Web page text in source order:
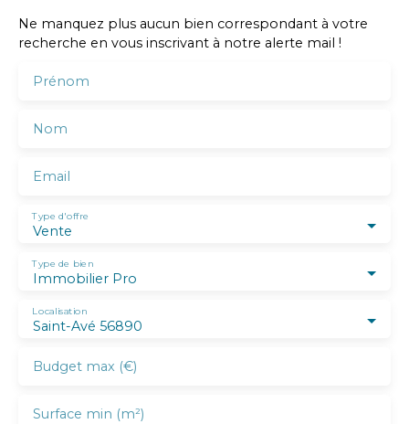
Ne manquez plus aucun bien correspondant à votre
recherche en vous inscrivant à notre alerte mail !
Prénom
Nom
Email
Vente
Type d'offre
Immobilier Pro
Type de bien
Saint-Avé 56890
Localisation
Budget max (€)
Surface min (m²)